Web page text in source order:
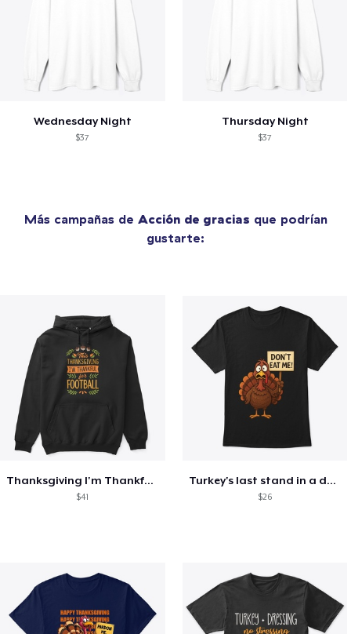
Wednesday Night
$37
Thursday Night
$37
Más campañas de Acción de gracias que podrían
gustarte:
Thanksgiving I'm Thankful For Football
$41
Turkey's last stand in a design
$26